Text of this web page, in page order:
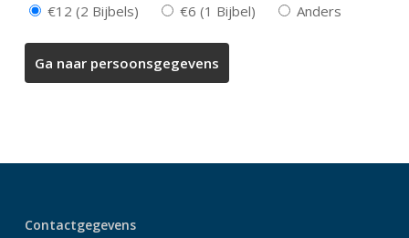
€12 (2 Bijbels)
€6 (1 Bijbel) Anders
Contactgegevens